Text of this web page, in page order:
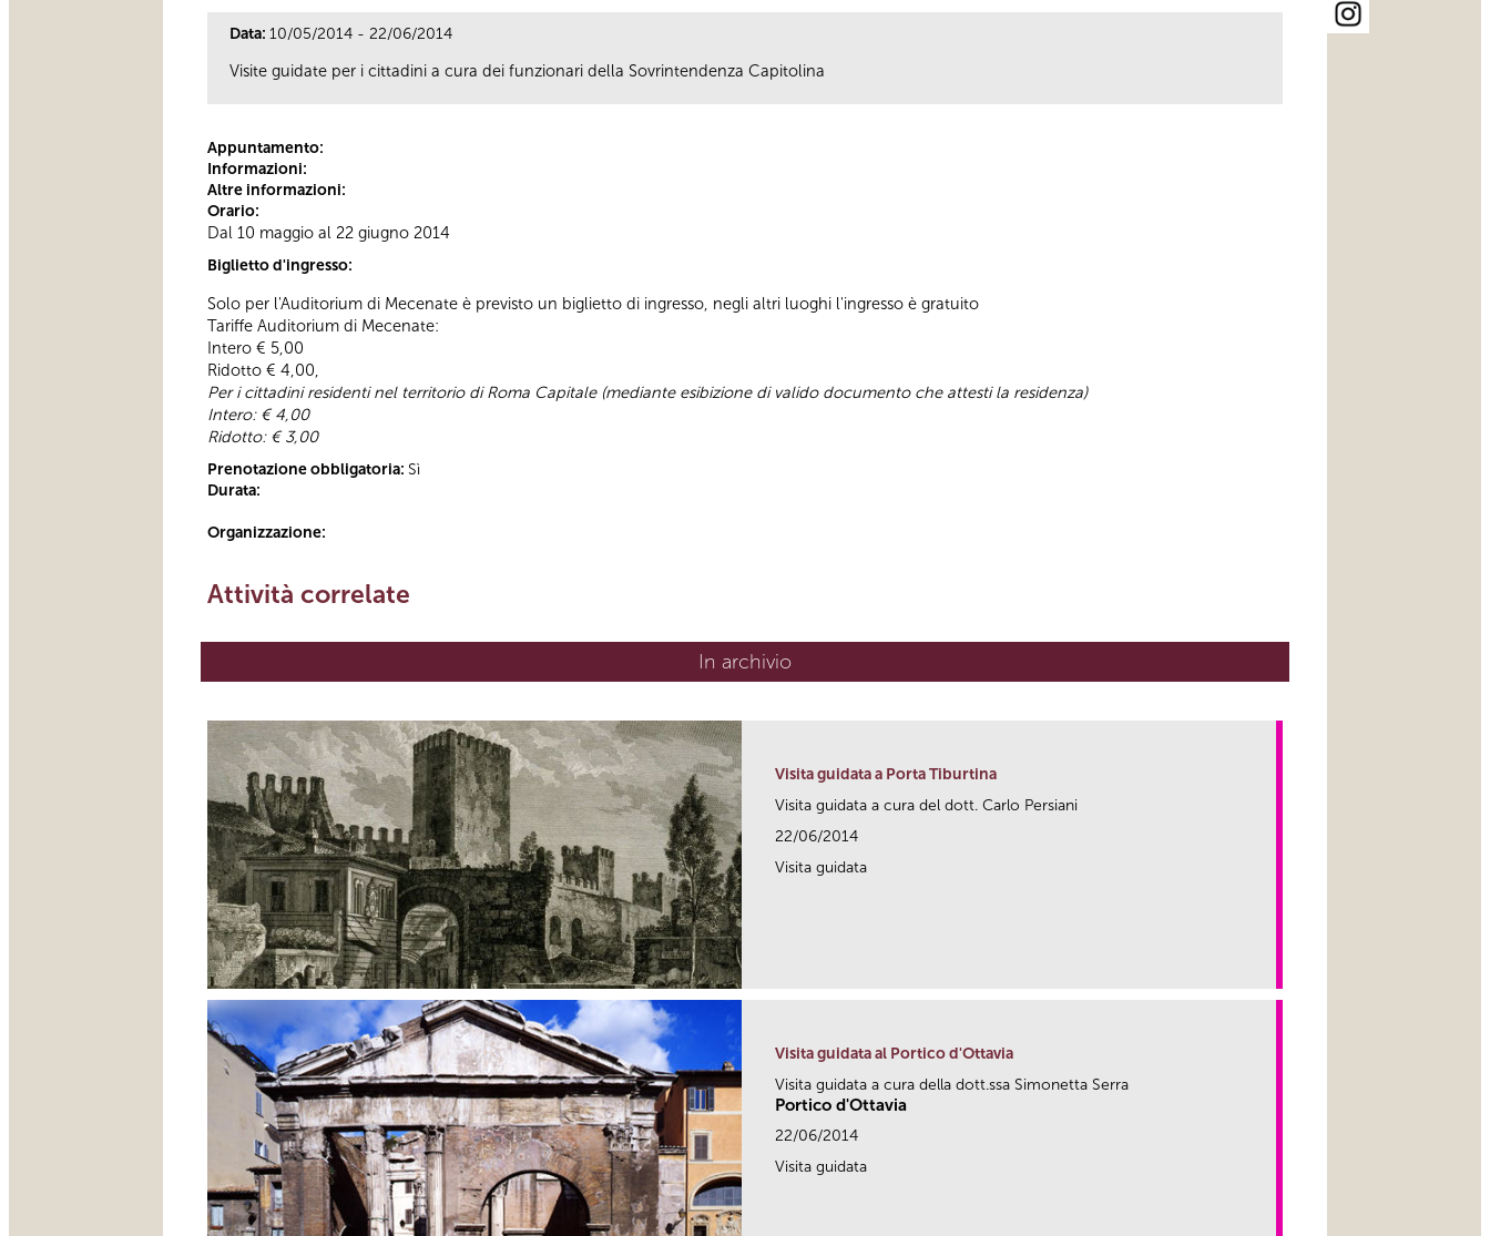
Data: 10/05/2014 - 22/06/2014
Visite guidate per i cittadini a cura dei funzionari della Sovrintendenza Capitolina
Appuntamento:
Informazioni:
Altre informazioni:
Orario:
Dal 10 maggio al 22 giugno 2014
Biglietto d'ingresso:
Solo per l'Auditorium di Mecenate è previsto un biglietto di ingresso, negli altri luoghi l'ingresso è gratuito
Tariffe Auditorium di Mecenate:
Intero € 5,00
Ridotto € 4,00,
Per i cittadini residenti nel territorio di Roma Capitale (mediante esibizione di valido documento che attesti la residenza)
Intero: € 4,00
Ridotto: € 3,00
Prenotazione obbligatoria: Sì
Durata:
Organizzazione:
Attività correlate
In archivio
Visita guidata a Porta Tiburtina
Visita guidata a cura del dott. Carlo Persiani
22/06/2014
Visita guidata
Visita guidata al Portico d'Ottavia
Visita guidata a cura della dott.ssa Simonetta Serra
Portico d'Ottavia
22/06/2014
Visita guidata